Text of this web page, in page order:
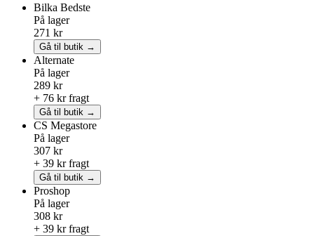
Bilka Bedste
På lager
271 kr
Gå til butik →
Alternate
På lager
289 kr
+ 76 kr fragt
Gå til butik →
CS Megastore
På lager
307 kr
+ 39 kr fragt
Gå til butik →
Proshop
På lager
308 kr
+ 39 kr fragt